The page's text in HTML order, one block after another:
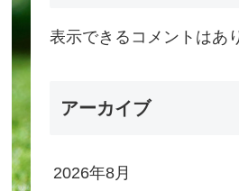
表示できるコメントはあ
アーカイブ
2026年8月